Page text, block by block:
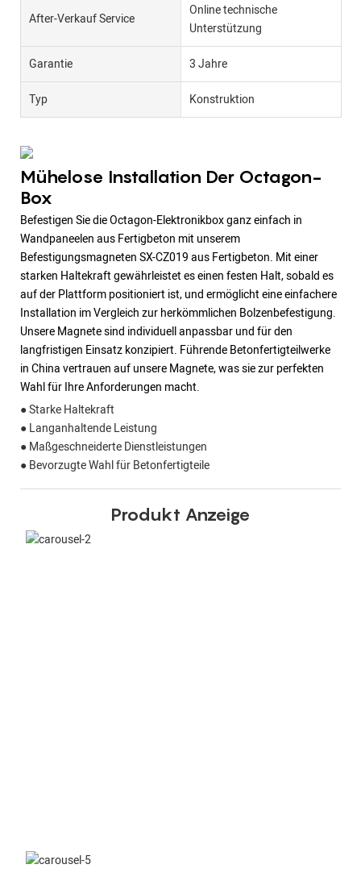
After-Verkauf Service
Online technische
Unterstützung
Garantie 3 Jahre
Typ Konstruktion
Mühelose Installation Der Octagon-
Box
Befestigen Sie die Octagon-Elektronikbox ganz einfach in
Wandpaneelen aus Fertigbeton mit unserem
Befestigungsmagneten SX-CZ019 aus Fertigbeton. Mit einer
starken Haltekraft gewährleistet es einen festen Halt, sobald es
auf der Plattform positioniert ist, und ermöglicht eine einfachere
Installation im Vergleich zur herkömmlichen Bolzenbefestigung.
Unsere Magnete sind individuell anpassbar und für den
langfristigen Einsatz konzipiert. Führende Betonfertigteilwerke
in China vertrauen auf unsere Magnete, was sie zur perfekten
Wahl für Ihre Anforderungen macht.
● Starke Haltekraft
● Langanhaltende Leistung
● Maßgeschneiderte Dienstleistungen
● Bevorzugte Wahl für Betonfertigteile
Produkt Anzeige